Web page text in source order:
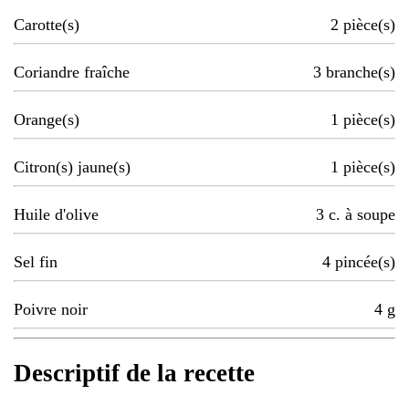
Carotte(s) 2 pièce(s)
Coriandre fraîche 3 branche(s)
Orange(s) 1 pièce(s)
Citron(s) jaune(s) 1 pièce(s)
Huile d'olive 3 c. à soupe
Sel fin 4 pincée(s)
Poivre noir 4 g
Descriptif de la recette